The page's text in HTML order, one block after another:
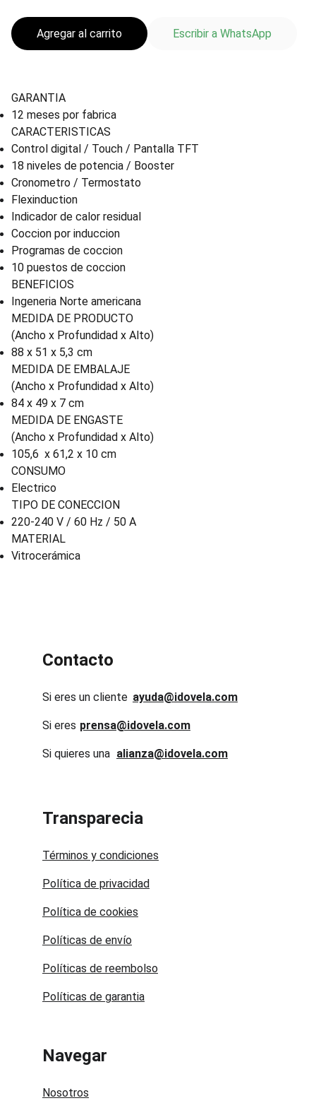
Agregar al carrito Escribir a WhatsApp
GARANTIA
12 meses por fabrica
CARACTERISTICAS
Control digital / Touch / Pantalla TFT
18 niveles de potencia / Booster
Cronometro / Termostato
Flexinduction
Indicador de calor residual
Coccion por induccion
Programas de coccion
10 puestos de coccion
BENEFICIOS
Ingeneria Norte americana
MEDIDA DE PRODUCTO
(Ancho x Profundidad x Alto)
88 x 51 x 5,3 cm
MEDIDA DE EMBALAJE
(Ancho x Profundidad x Alto)
84 x 49 x 7 cm
MEDIDA DE ENGASTE
(Ancho x Profundidad x Alto)
105,6 x 61,2 x 10 cm
CONSUMO
Electrico
TIPO DE CONECCION
220-240 V / 60 Hz / 50 A
MATERIAL
Vitrocerámica
Contacto
Si eres un cliente
prensa@idovela.com
Si eres
ayuda@idovela.com
Si quieres una alianza@idovela.com
Transparecia
Política de privacidad
Políticas de envío
Navegar
Nosotros
Política de cookies
Políticas de reembolso
Términos y condiciones
Políticas de garantia